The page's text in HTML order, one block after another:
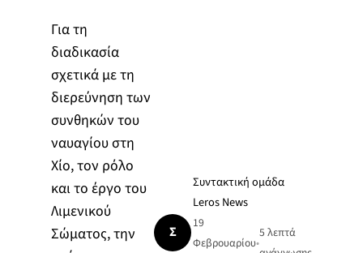
Για τη
διαδικασία
σχετικά με τη
διερεύνηση των
συνθηκών του
ναυαγίου στη
Χίο, τον ρόλο
και το έργο του
Λιμενικού
Σώματος, την
Σ
Συντακτική ομάδα
Leros News
19
Φεβρουαρίου•
5 λεπτά